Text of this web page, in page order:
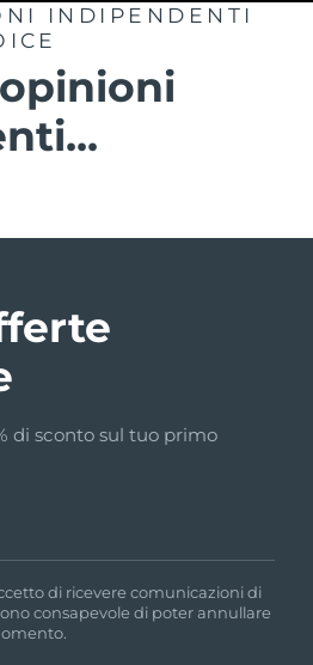
INDIPENDENTI
di sconto sul tuo primo
di ricevere comunicazioni di
consapevole di poter annullare